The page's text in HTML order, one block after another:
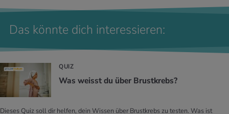
Das könnte dich interessieren:
QUIZ
Was weisst du über Brustkrebs?
Dieses Quiz soll dir helfen, dein Wissen über Brustkrebs zu testen. Was ist